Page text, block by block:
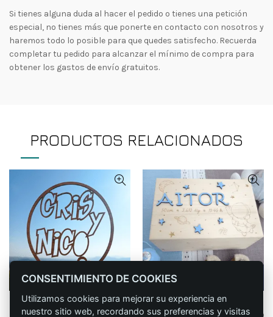
Si tienes alguna duda al hacer el pedido o tienes una petición
especial, no tienes más que ponerte en contacto con nosotros y
haremos todo lo posible para que quedes satisfecho. Recuerda
completar tu pedido para alcanzar el mínimo de compra para
obtener los gastos de envío gratuitos.
PRODUCTOS RELACIONADOS
CONFIGURAR
Topper para tarta
Redondo
CONFIGURAR
Caja NACIMIENTO
personalizada (astronauta)
CONSENTIMIENTO DE COOKIES
Utilizamos cookies para mejorar su experiencia en
nuestro sitio web, recordando sus preferencias y visitas